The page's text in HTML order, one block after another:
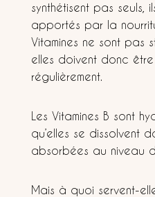
synthétisent pas seuls,
apportés par la
Vitamines ne sont pas
elles doivent donc
régulièrement.
Les Vitamines B sont
qu’elles se dissolvent
absorbées au niveau
Mais à quoi servent-